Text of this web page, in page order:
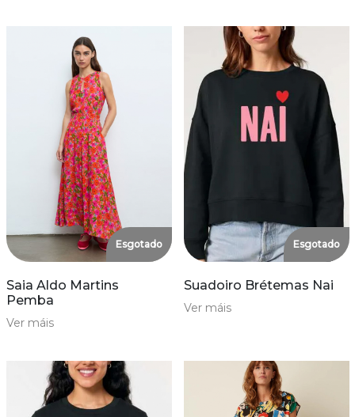
Esgotado
Saia Aldo Martins
Pemba
Ver máis
Esgotado
Suadoiro Brétemas Nai
Ver máis